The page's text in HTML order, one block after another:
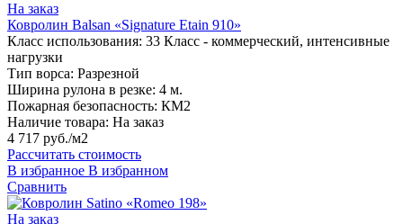
На заказ
Ковролин Balsan «Signature Etain 910»
Класс использования: 33 Класс - коммерческий, интенсивные
нагрузки
Тип ворса: Разрезной
Ширина рулона в резке: 4 м.
Пожарная безопасность: КМ2
Наличие товара: На заказ
4 717 руб./м2
Рассчитать стоимость
В избранное В избранном
Сравнить
На заказ